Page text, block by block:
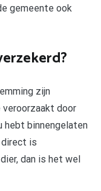
gemeente ook
zijn
veroorzaakt door
hebt binnengelaten
is
dan is het wel